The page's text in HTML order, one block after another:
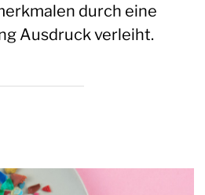
durch eine
Ausdruck verleiht.